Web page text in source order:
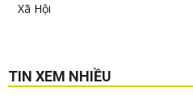
Xã Hội
TIN XEM NHIỀU